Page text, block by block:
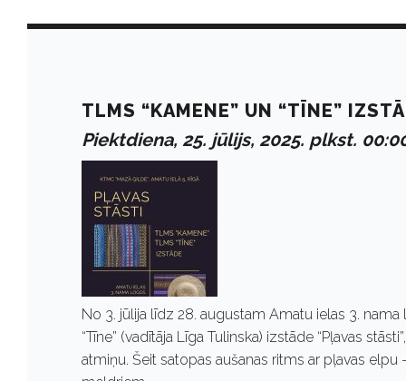
TLMS “KAMENE” UN “TĪNE”
Piektdiena, 25. jūlijs, 2025. plkst.
No 3. jūlija līdz 28. augustam Amatu ielas 3.
“Tīne” (vadītāja Līga Tulinska) izstāde “Pļavas
atmiņu. Šeit satopas aušanas ritms ar pļavas